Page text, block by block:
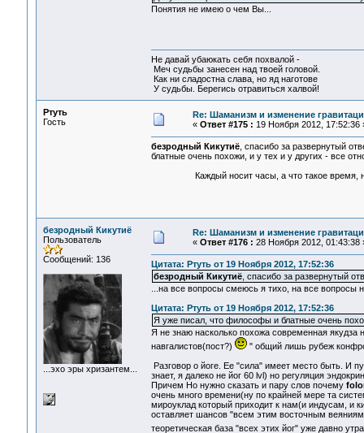
Понятия не имею о чем Вы...
Не давай убаюкать себя похвалой -
Меч судьбы занесен над твоей головой.
Как ни сладостна слава, но яд наготове
У судьбы. Берегись отравиться халвой!
Ртуть
Гость
Re: Шаманизм и изменение
« Ответ #175 : 19 Ноября 2012, 17:52:36
безродный Кикутиё, спасибо за развернутый
блатные очень похожи, и у тех и у других - все
Каждый носит часы, а что такое время, не
безродный Кикутиё
Пользователь
Сообщений: 136
...эхо эры хризантем...
Re: Шаманизм и изменение
« Ответ #176 : 28 Ноября 2012, 01:43:38
Цитата: Ртуть от 19 Ноября 2012, 17:52:36
безродный Кикутиё, спасибо за развернутый
...на все вопросы смеюсь я тихо, на все
Цитата: Ртуть от 19 Ноября 2012, 17:52:36
Я уже писал, что философы и блатные очень
Я не знаю насколько похожа современная якудза
навгалистов(пост?)
" общий лишь рубеж
Разговор о йоге. Ее "сила" имеет место быть. И
знает, я далеко не йог 60 lvl) но регуляция
Причем Но нужно сказать и пару слов почему
очень много времени(ну по крайней мере та
мироуклад который приходит к нам(и индусам, и
оставляет шансов "всем этим восточным
теоретическая база "всех этих йог" уже давно